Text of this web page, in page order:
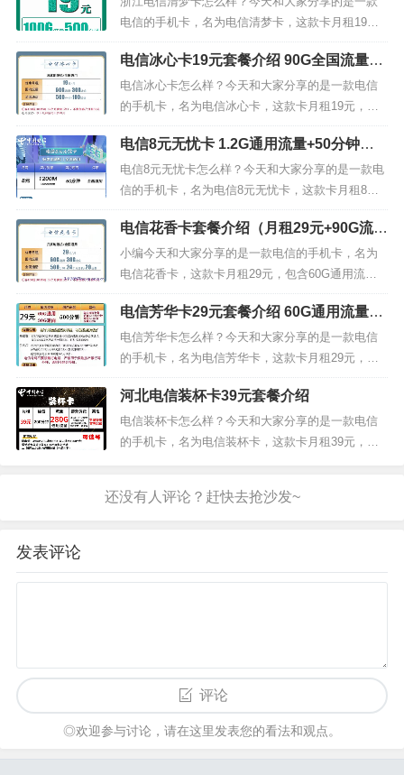
电信的手机卡，名为电信清梦卡，这款卡月租19
元，包含70G全国通用流量，30G定向流量，套内50
0分钟全国通话，下面我们来看下电信清梦卡19元套
餐的详细介绍。电信清梦卡-19元(2年)01 套餐介绍
原月租:39元500分钟+70G通用+30G定向(优惠期...
电信冰心卡19元套餐介绍 90G全国流量+5
00分钟+100条短信
电信冰心卡怎么样？今天和大家分享的是一款电信
的手机卡，名为电信冰心卡，这款卡月租19元，包
含60G通用流量，30G定向流量，500分钟通话，10
0条短信。我们来看下电信冰心卡19元套餐的详细介
绍。优惠月租:19元/月 国内流量:60G通用+30G定向
全国通话:500分钟+100 短信电信冰心卡套餐...
电信8元无忧卡 1.2G通用流量+50分钟通
话
电信8元无忧卡怎么样？今天和大家分享的是一款电
信的手机卡，名为电信8元无忧卡，这款卡月租8
元，包含1.2G通用流量，无定向流量，50分钟通
话。我们来看下电信8元无忧卡的详细介绍。归属地
随机，全国通用月费：8元国内流量：1.2G通用流量
国内通话：50分钟通话电信8元无忧卡基础套餐无忧
卡8元/月=1.2...
电信花香卡套餐介绍（月租29元+90G流量
+500分钟+送会员）
小编今天和大家分享的是一款电信的手机卡，名为
电信花香卡，这款卡月租29元，包含60G通用流
量，30G定向流量，500分钟通话。我们来看下电信
花香卡29元套餐内容，套餐内：月租29元，60G通
用流量，30G定向流量，500分钟通话；套餐外：流
量5元/G，通话0.1元/分钟，短彩信0.1元/条。电信
花香...
电信芳华卡29元套餐介绍 60G通用流量+3
0G定向流量+500分钟通话
电信芳华卡怎么样？今天和大家分享的是一款电信
的手机卡，名为电信芳华卡，这款卡月租29元，包
含60G通用流量，30G定向流量，500分钟通话。我
们来看下电信芳华卡29元套餐的详细介绍。月费：2
9月国内流量：60G通用流量+30G定向流量国内语
音：500分钟其他：国内接听免费，超出语音0.15/分
河北电信装杯卡39元套餐介绍
电信装杯卡怎么样？今天和大家分享的是一款电信
的手机卡，名为电信装杯卡，这款卡月租39元，包
绍。电信装杯卡资费介绍月租：39元语音：200分钟
发表评论
评论
◎欢迎参与讨论，请在这里发表您的看法和观点。